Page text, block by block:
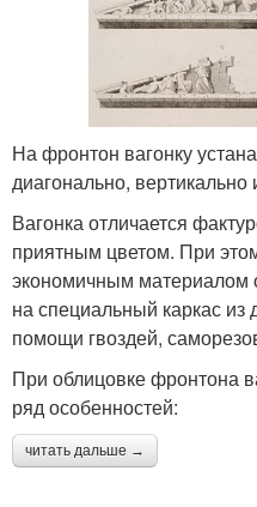
На фронтон вагонку
диагонально, вертикально
Вагонка отличается
приятным цветом. При
экономичным материалом
на специальный каркас
помощи гвоздей,
При облицовке фронтона
ряд особенностей:
читать дальше →